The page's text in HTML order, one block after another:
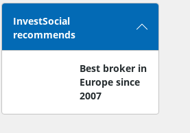
InvestSocial
recommends
Best broker in
Europe since
2007